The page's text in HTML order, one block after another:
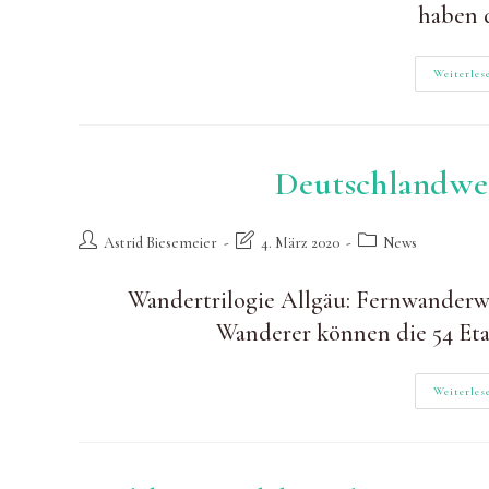
haben
Beitrags-Astrid Biesemeier
Beitrag
am:
4. März 2020
Beitrags-
News
Wandertrilogie Allgäu:
Wanderer können die 54